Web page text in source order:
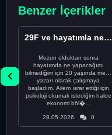
Benzer İçerikler
29F ve hayatımla ne yapacağımı bilmiyorum
Mezun olduktan sonra
hayatımda ne yapacağımı
bilmediğim için 20 yaşında metin
yazarı olarak çalışmaya
başladım. Ailem ısrar ettiği için
psikoloji okumak istediğim halde
ekonomi böl�...
28.05.2026 0